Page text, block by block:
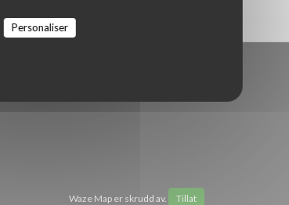
Personaliser
Waze Map er skrudd av. Tillat